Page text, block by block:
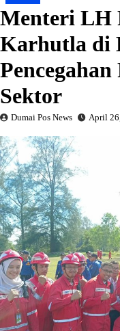
Menteri LH
Karhutla di
Sektor
Dumai Pos News April